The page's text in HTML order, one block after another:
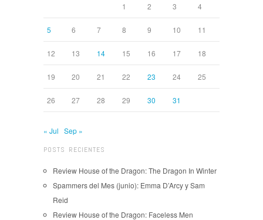
1 2 3 4
5 6 7 8 9 10 11
12 13 14 15 16 17 18
19 20 21 22 23 24 25
26 27 28 29 30 31
« Jul Sep »
POSTS RECIENTES
Review House of the Dragon: The Dragon In Winter
Spammers del Mes (junio): Emma D’Arcy y Sam
Reid
Review House of the Dragon: Faceless Men